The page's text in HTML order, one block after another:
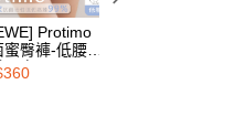
惡意使用之情
並採取法律行
Protimo
蜜臀褲-低腰-
膚